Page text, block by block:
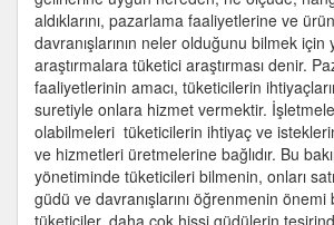
aldıklarını, pazarlama faaliyetlerine ve
davranışlarının neler olduğunu bilmek için
araştırmalara tüketici araştırması denir.
faaliyetlerinin amacı, tüketicilerin
suretiyle onlara hizmet vermektir.
olabilmeleri tüketicilerin ihtiyaç ve
ve hizmetleri üretmelerine bağlıdır. Bu
yönetiminde tüketicileri bilmenin, onları
güdü ve davranışlarını öğrenmenin
tüketiciler, daha çok hissi güdülerin